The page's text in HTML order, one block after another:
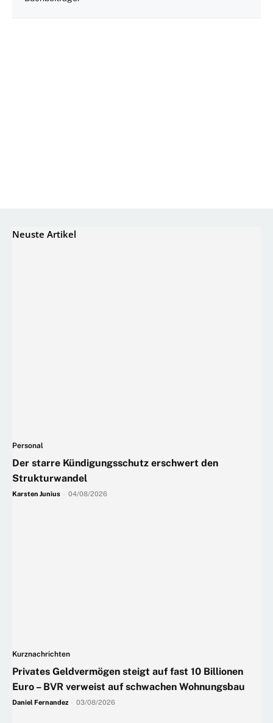
Neuste Artikel
Personal
Der starre Kündigungsschutz erschwert den
Strukturwandel
Karsten Junius 04/08/2026
Kurznachrichten
Privates Geldvermögen steigt auf fast 10 Billionen
Euro – BVR verweist auf schwachen Wohnungsbau
Daniel Fernandez 03/08/2026